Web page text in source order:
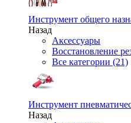
Инструмент общего
Назад
Аксессуары
Восстановление
Все категории (21)
Инструмент
Назад